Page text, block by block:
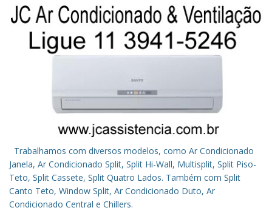
Trabalhamos com diversos modelos, como Ar Condicionado
Janela, Ar Condicionado Split, Split Hi-Wall, Multisplit, Split Piso-
Teto, Split Cassete, Split Quatro Lados. Também com Split
Canto Teto, Window Split, Ar Condicionado Duto, Ar
Condicionado Central e Chillers.